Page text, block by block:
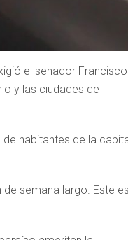
el senador Francisco
y las ciudades de
habitantes de la
de semana largo. Este es